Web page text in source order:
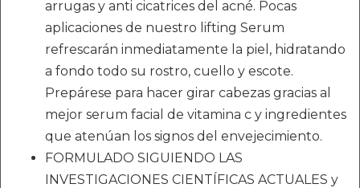
arrugas y anti cicatrices del acné. Pocas
aplicaciones de nuestro lifting Serum
refrescarán inmediatamente la piel, hidratando
a fondo todo su rostro, cuello y escote.
Prepárese para hacer girar cabezas gracias al
mejor serum facial de vitamina c y ingredientes
que atenúan los signos del envejecimiento.
FORMULADO SIGUIENDO LAS
INVESTIGACIONES CIENTÍFICAS ACTUALES y